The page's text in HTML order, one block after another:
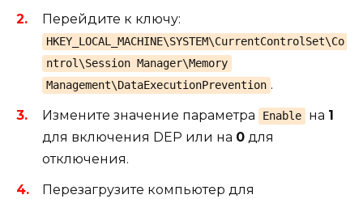
Перейдите к ключу:
HKEY_LOCAL_MACHINE\SYSTEM\CurrentControlSet\Co
ntrol\Session Manager\Memory
Management\DataExecutionPrevention .
Измените значение параметра Enable на 1
для включения DEP или на 0 для
отключения.
Перезагрузите компьютер для